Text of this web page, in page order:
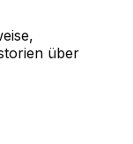
über